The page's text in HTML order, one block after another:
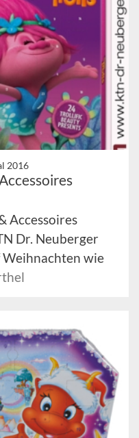
2016
Accessoires
Dr. Neuberger
wie